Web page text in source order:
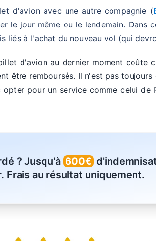
d'avion avec une autre compagnie (
le jour même ou le lendemain. Dans
liés à l'achat du nouveau vol (qui
d'avion au dernier moment coûte
être remboursés. Il n'est pas
opter pour un service comme celui
? Jusqu'à 600€
Frais au résultat uniquement.